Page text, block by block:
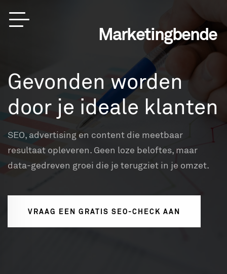
Marketingbende
Gevonden worden
door je ideale klanten
SEO, advertising en content die meetbaar
resultaat opleveren. Geen loze beloftes, maar
data-gedreven groei die je terugziet in je omzet.
VRAAG EEN GRATIS SEO-CHECK AAN